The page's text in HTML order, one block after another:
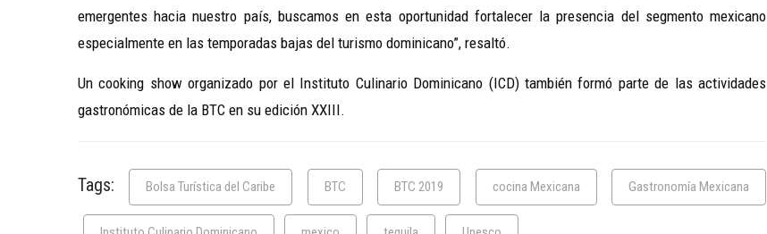
emergentes hacia nuestro país, buscamos en esta oportunidad fortalecer la presencia del segmento mexicano
especialmente en las temporadas bajas del turismo dominicano”, resaltó.
Un cooking show organizado por el Instituto Culinario Dominicano (ICD) también formó parte de las actividades
gastronómicas de la BTC en su edición XXIII.
Tags: Bolsa Turística del Caribe BTC BTC 2019 cocina Mexicana Gastronomía Mexicana